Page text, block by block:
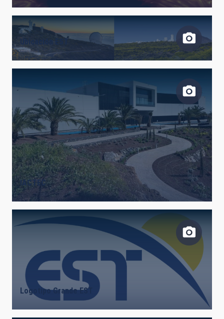
Ubicación EST
IACTEC
Logotipo Grande EST